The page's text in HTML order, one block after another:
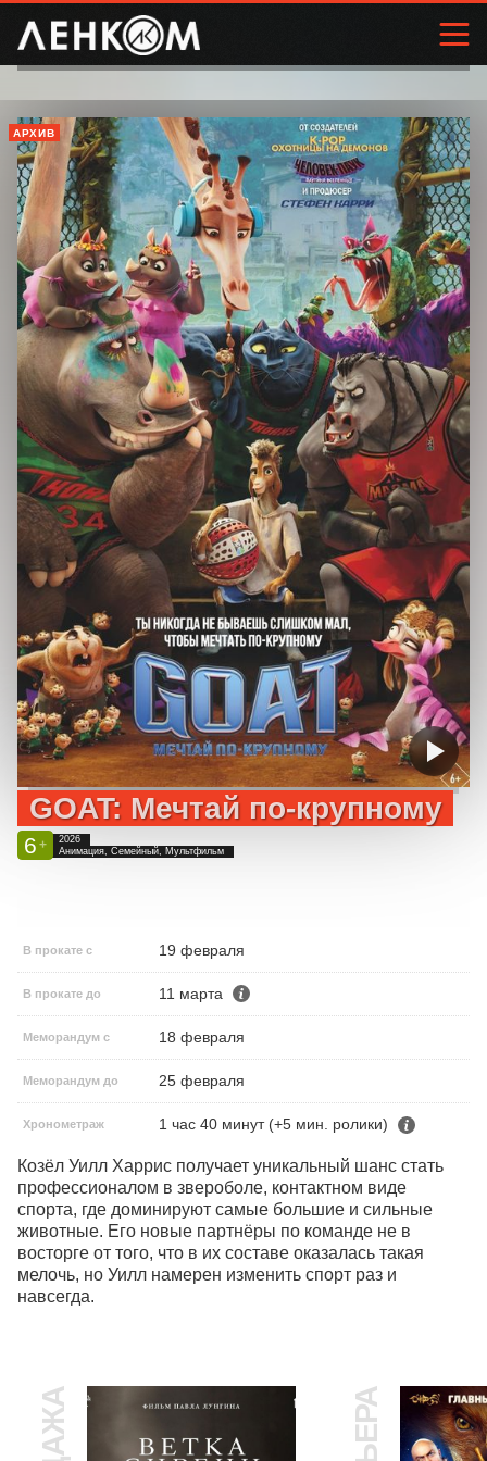
АРХИВ
GOAT: Мечтай по-крупному
6 +
2026
Анимация, Семейный, Мультфильм
В прокате с 19 февраля
В прокате до 11 марта
Меморандум с 18 февраля
Меморандум до 25 февраля
Хронометраж 1 час 40 минут (+5 мин. ролики)
Козёл Уилл Харрис получает уникальный шанс стать
профессионалом в звероболе, контактном виде
спорта, где доминируют самые большие и сильные
животные. Его новые партнёры по команде не в
восторге от того, что в их составе оказалась такая
мелочь, но Уилл намерен изменить спорт раз и
навсегда.